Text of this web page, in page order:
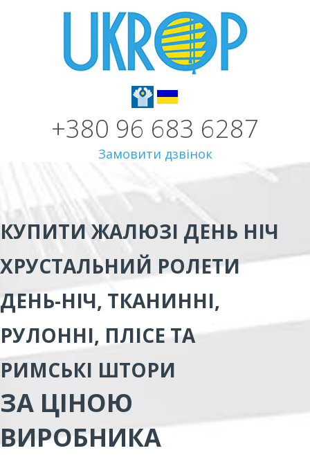
+380 96 683 6287
Замовити дзвінок
КУПИТИ ЖАЛЮЗІ ДЕНЬ НІЧ
ХРУСТАЛЬНИЙ РОЛЕТИ
ДЕНЬ-НІЧ, ТКАНИННІ,
РУЛОННІ, ПЛІСЕ ТА
РИМСЬКІ ШТОРИ
ЗА ЦІНОЮ
ВИРОБНИКА